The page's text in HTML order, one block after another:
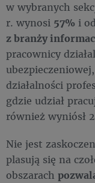
w wybranych
r. wynosi 57% i
z branży
pracownicy
działalności
gdzie udział
również wyniósł
Nie jest
plasują się na
obszarach